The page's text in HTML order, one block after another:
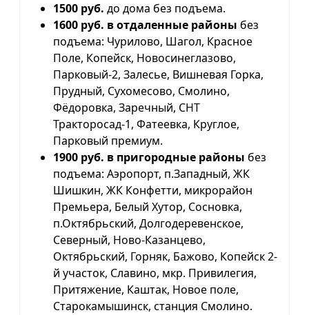
1500 руб. до дома без подъема.
1600 руб. в отдаленные районы без
подъема: Чурилово, Шагол, Красное
Поле, Копейск, Новосинеглазово,
Парковый-2, Залесье, Вишневая Горка,
Прудный, Сухомесово, Смолино,
Фёдоровка, Заречный, СНТ
Тракторосад-1, Фатеевка, Круглое,
Парковый премиум.
1900 руб. в пригородные районы без
подъема: Аэропорт, п.Западный, ЖК
Шишкин, ЖК Конфетти, микрорайон
Премьера, Белый Хутор, Сосновка,
п.Октябрьский, Долгодеревенское,
Северный, Ново-Казанцево,
Октябрьский, Горняк, Бажово, Копейск 2-
й участок, Славино, мкр. Привилегия,
Притяжение, Каштак, Новое поле,
Старокамышинск, станция Смолино.